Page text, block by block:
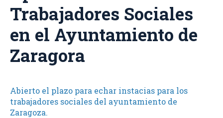
Trabajadores Sociales
en el Ayuntamiento de
Zaragora
Abierto el plazo para echar instacias para los
trabajadores sociales del ayuntamiento de
Zaragoza.